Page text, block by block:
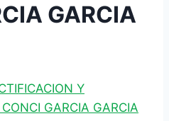
GARCIA
Y
GARCIA GARCIA